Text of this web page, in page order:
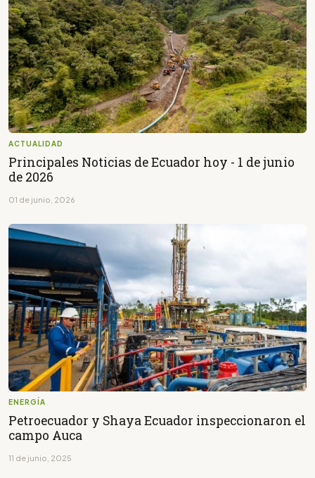
ACTUALIDAD
Principales Noticias de Ecuador hoy - 1 de junio
de 2026
01 de junio, 2026
ENERGÍA
Petroecuador y Shaya Ecuador inspeccionaron el
campo Auca
11 de junio, 2025